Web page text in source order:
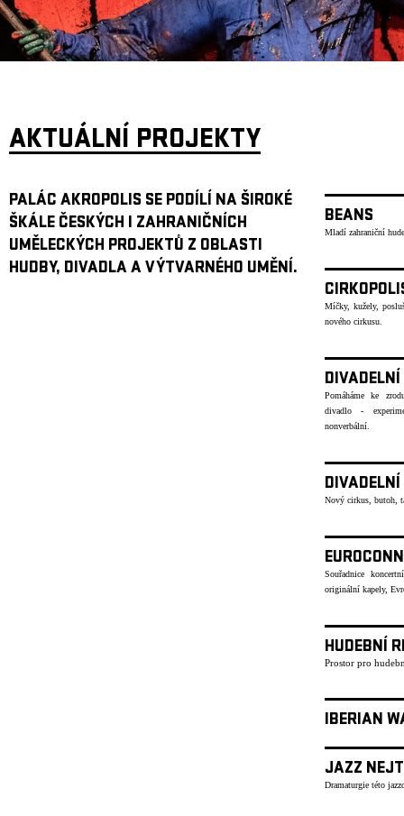
AKTUÁLNÍ PROJEKTY
PALÁC AKROPOLIS SE PODÍLÍ NA ŠIROKÉ
ŠKÁLE ČESKÝCH I ZAHRANIČNÍCH
UMĚLECKÝCH PROJEKTŮ Z OBLASTI
HUDBY, DIVADLA A VÝTVARNÉHO UMĚNÍ.
BEANS
Mladí zahraniční
Míčky, kužely,
nového cirkusu.
DIVADELNÍ
Pomáháme ke
divadlo -
nonverbální.
Nový cirkus, butoh,
Souřadnice
originální kapely,
HUDEBNÍ
Prostor pro
IBERIAN
JAZZ
Dramaturgie této